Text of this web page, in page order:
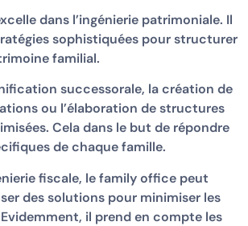
dans l’ingénierie patrimoniale. Il
sophistiquées pour structurer
familial.
successorale, la création de
ou l’élaboration de structures
Cela dans le but de répondre
de chaque famille.
fiscale, le family office peut
des solutions pour minimiser les
il prend en compte les